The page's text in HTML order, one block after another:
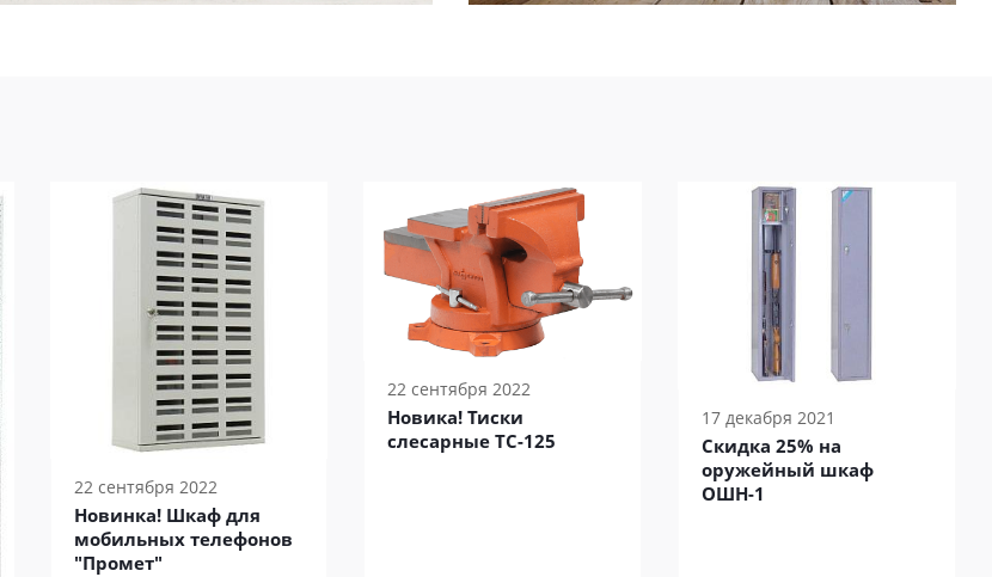
22 сентября 2022
Новинка! Шкаф для
мобильных телефонов
"Промет"
22 сентября 2022
Новика! Тиски
слесарные ТС-125
17 декабря 2021
Скидка 25% на
оружейный шкаф
ОШН-1